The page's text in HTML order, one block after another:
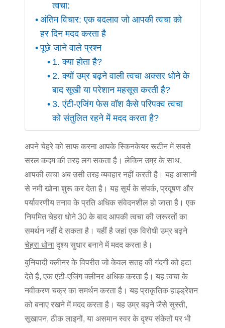
त्वचा:
अंतिम विचार: एक बदलाव जो आपकी त्वचा को
हर दिन मदद करता है
पूछे जाने वाले प्रश्न
1. क्या होता है?
2. क्यों उम्र बढ़ने वाली त्वचा अक्सर धोने के
बाद सूखी या परेशान महसूस करती है?
3. एंटी-एजिंग फेस वॉश कैसे परिपक्व त्वचा
को संतुलित रहने में मदद करता है?
अपने चेहरे को साफ करना आपके स्किनकेयर रूटीन में सबसे
सरल कदम की तरह लग सकता है। लेकिन उम्र के साथ,
आपकी त्वचा अब उसी तरह व्यवहार नहीं करती है। यह आसानी
से नमी खोना शुरू कर देता है। यह सूर्य के संपर्क, प्रदूषण और
पर्यावरणीय तनाव के प्रति अधिक संवेदनशील हो जाता है। एक
नियमित चेहरा धोने 30 के बाद आपकी त्वचा की जरूरतों का
समर्थन नहीं दे सकता है। यहीं है जहां एक विरोधी उम्र बढ़ने
चेहरा धोना दृश्य सुधार बनाने में मदद करता है।
बुनियादी क्लीनर के विपरीत जो केवल सतह की गंदगी को हटा
देते हैं, एक एंटी-एजिंग क्लीनर अधिक करता है। यह त्वचा के
नवीकरण चक्र का समर्थन करता है। यह प्राकृतिक हाइड्रेशन
को बनाए रखने में मदद करता है। यह उम्र बढ़ने जैसे सुस्ती,
सूखापन, ठीक लाइनों, या असमान स्वर के दृश्य संकेतों पर भी